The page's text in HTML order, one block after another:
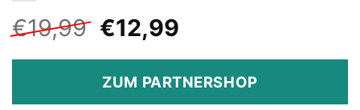
€19,99 Ursprünglicher
Preis
war:
€19,99
€12,99Aktueller
ist:
€12,99.
ZUM PARTNERSHOP